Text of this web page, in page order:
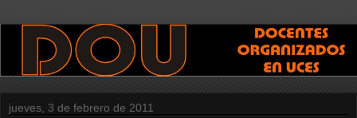
jueves, 3 de febrero de 2011